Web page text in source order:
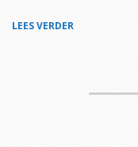
LEES VERDER